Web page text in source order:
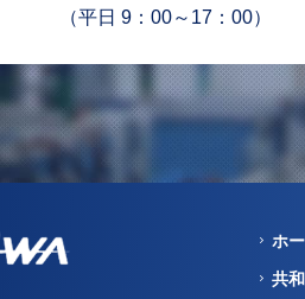
（平日 9：00～17：00）
ホ
共